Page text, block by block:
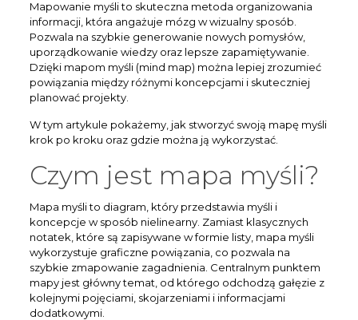
Mapowanie myśli to skuteczna metoda organizowania
informacji, która angażuje mózg w wizualny sposób.
Pozwala na szybkie generowanie nowych pomysłów,
uporządkowanie wiedzy oraz lepsze zapamiętywanie.
Dzięki mapom myśli (mind map) można lepiej zrozumieć
powiązania między różnymi koncepcjami i skuteczniej
planować projekty.
W tym artykule pokażemy, jak stworzyć swoją mapę myśli
krok po kroku oraz gdzie można ją wykorzystać.
Czym jest mapa myśli?
Mapa myśli to diagram, który przedstawia myśli i
koncepcje w sposób nielinearny. Zamiast klasycznych
notatek, które są zapisywane w formie listy, mapa myśli
wykorzystuje graficzne powiązania, co pozwala na
szybkie zmapowanie zagadnienia. Centralnym punktem
mapy jest główny temat, od którego odchodzą gałęzie z
kolejnymi pojęciami, skojarzeniami i informacjami
dodatkowymi.